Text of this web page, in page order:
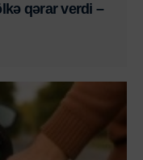
qərar verdi –